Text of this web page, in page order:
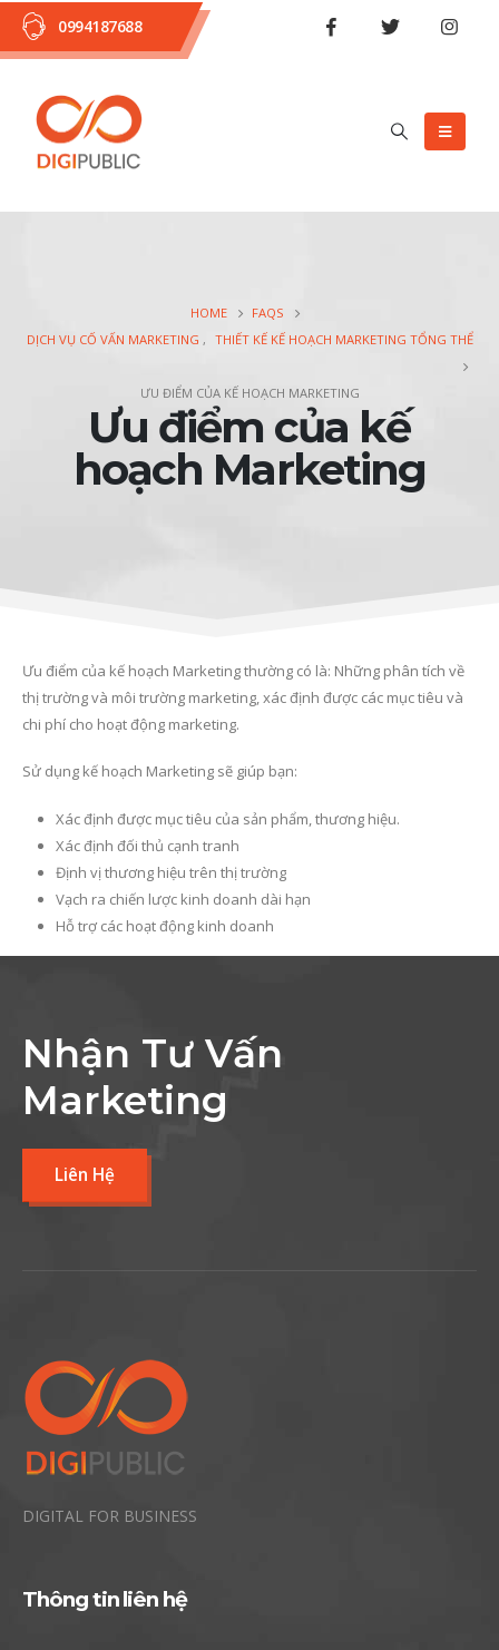
0994187688
HOME
FAQS
DỊCH VỤ CỐ VẤN MARKETING , THIẾT KẾ KẾ HOẠCH MARKETING TỔNG THỂ
ƯU ĐIỂM CỦA KẾ HOẠCH MARKETING
Ưu điểm của kế
hoạch Marketing
Ưu điểm của kế hoạch Marketing thường có là: Những phân tích về
thị trường và môi trường marketing, xác định được các mục tiêu và
chi phí cho hoạt động marketing.
Sử dụng kế hoạch Marketing sẽ giúp bạn:
Xác định được mục tiêu của sản phẩm, thương hiệu.
Xác định đối thủ cạnh tranh
Định vị thương hiệu trên thị trường
Vạch ra chiến lược kinh doanh dài hạn
Hỗ trợ các hoạt động kinh doanh
Nhận Tư Vấn
Marketing
Liên Hệ
DIGITAL FOR BUSINESS
Thông tin liên hệ